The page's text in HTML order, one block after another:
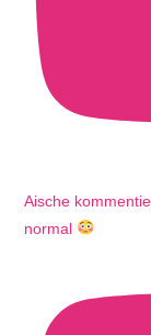
Aische
normal